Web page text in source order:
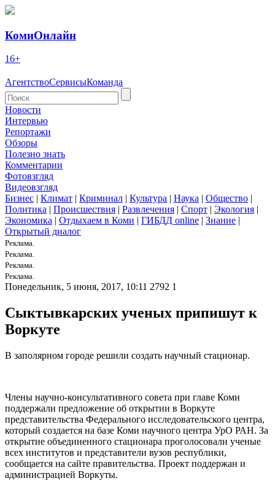
КомиОнлайн
16+
АгентствоСервисыКоманда
Новости
Интервью
Репортажи
Обзоры
Полезно знать
Комментарии
Фотовзгляд
Видеовзгляд
Бизнес | Климат | Криминал | Культура | Наука | Общество |
Политика | Происшествия | Развлечения | Спорт | Экология |
Экономика | Отдыхаем в Коми | ГИБДД online | Знание |
Открытый диалог
Реклама.
Реклама.
Реклама.
Реклама.
Понедельник, 5 июня, 2017, 10:11 2792 1
Сыктывкарских ученых припишут к
Воркуте
В заполярном городе решили создать научный стационар.
Члены научно-консультативного совета при главе Коми
поддержали предложение об открытии в Воркуте
представительства Федерального исследовательского центра,
который создается на базе Коми научного центра УрО РАН. За
открытие объединенного стационара проголосовали ученые
всех институтов и представители вузов республики,
сообщается на сайте правительства. Проект поддержан и
администрацией Воркуты.